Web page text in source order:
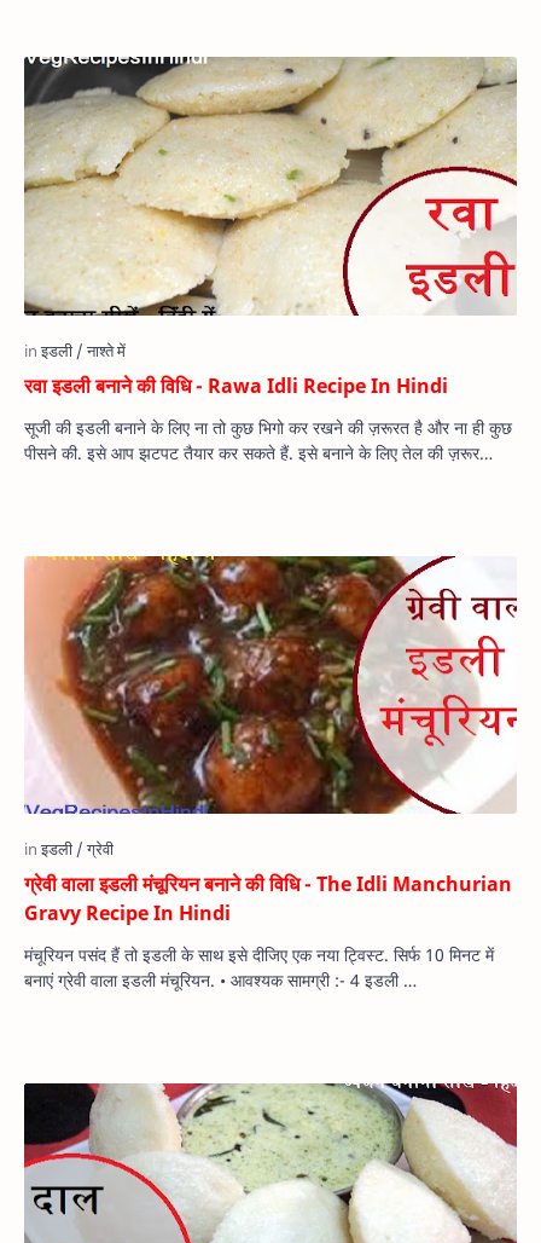
रवा इडली बनाने की विधि - Rawa Idli Recipe In Hindi
सूजी की इडली बनाने के लिए ना तो कुछ भिगो कर रखने की ज़रूरत है और ना ही कुछ
पीसने की. इसे आप झटपट तैयार कर सकते हैं. इसे बनाने के लिए तेल की ज़रूर…
ग्रेवी वाला इडली मंचूरियन बनाने की विधि - The Idli Manchurian
Gravy Recipe In Hindi
मंचूरियन पसंद हैं तो इडली के साथ इसे दीजिए एक नया ट्विस्ट. सिर्फ 10 मिनट में
बनाएं ग्रेवी वाला इडली मंचूरियन. • आवश्यक सामग्री :- 4 इडली …